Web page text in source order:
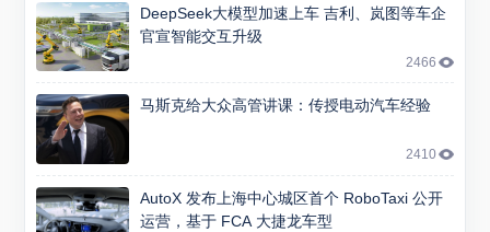
DeepSeek大模型加速上车 吉利、岚图等车企
官宣智能交互升级
2466
马斯克给大众高管讲课：传授电动汽车经验
2410
AutoX 发布上海中心城区首个 RoboTaxi 公开
运营，基于 FCA 大捷龙车型